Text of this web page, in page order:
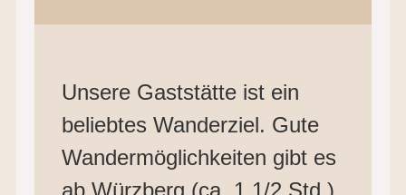
Unsere Gaststätte ist ein
beliebtes Wanderziel. Gute
Wandermöglichkeiten gibt es
ab Würzberg (ca. 1 1/2 Std.)